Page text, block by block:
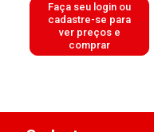
Faça seu login ou
cadastre-se para
ver preços e
comprar